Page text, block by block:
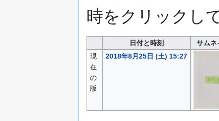
時をクリックし
日付と時刻
サムネ
現
在
の
版
2018年8月25日 (土) 15:27